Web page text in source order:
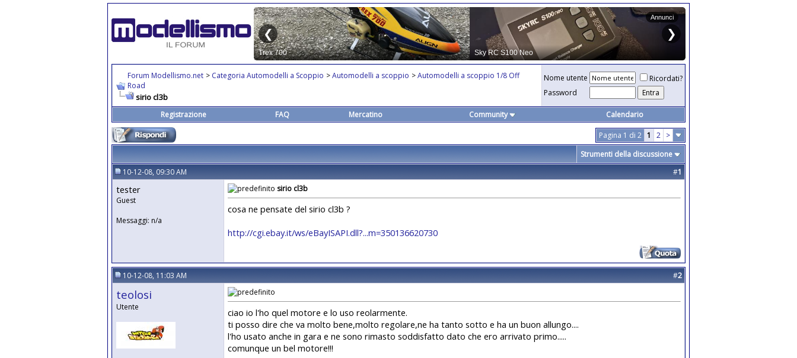
Forum Modellismo.net > Categoria Automodelli a Scoppio >Automodelli a scoppio >Automodelli a scoppio 1/8 Off
Road
sirio cl3b
Nome utente
Ricordati?
Password
Registrazione FAQ Mercatino Community Calendario
Pagina 1 di 2 1 2 >
Strumenti della discussione
10-12-08, 09:30 AM
#1
tester
Guest
Messaggi: n/a
sirio cl3b
cosa ne pensate del sirio cl3b ?
http://cgi.ebay.it/ws/eBayISAPI.dll?...m=350136620730
10-12-08, 11:03 AM #2
teolosi
Utente
ciao io l'ho quel motore e lo uso reolarmente.
ti posso dire che va molto bene,molto regolare,ne ha tanto sotto e ha un buon allungo....
l'ho usato anche in gara e ne sono rimasto soddisfatto dato che ero arrivato primo.....
comunque un bel motore!!!